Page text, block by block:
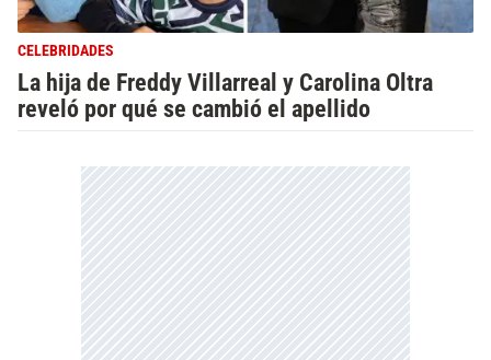
CELEBRIDADES
La hija de Freddy Villarreal y Carolina Oltra
reveló por qué se cambió el apellido